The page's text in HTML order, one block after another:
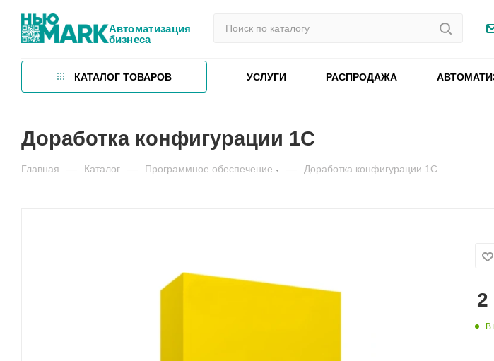
Автоматизация
бизнеса
КАТАЛОГ ТОВАРОВ УСЛУГИ РАСПРОДАЖА
Доработка конфигурации 1С
Главная — Каталог — Программное обеспечение — Доработка конфигурации 1С
2
В